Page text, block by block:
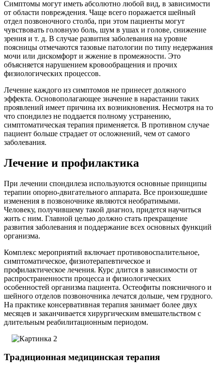
Симптомы могут иметь абсолютно любой вид, в зависимости
от области повреждения. Чаще всего поражается шейный
отдел позвоночного столба, при этом пациенты могут
чувствовать головную боль, шум в ушах и голове, снижение
зрения и т. д. В случае развития заболевания на уровне
поясницы отмечаются тазовые патологии по типу недержания
мочи или дискомфорт и жжение в промежности. Это
объясняется нарушением кровообращения и прочих
физиологических процессов.
Лечение каждого из симптомов не принесет должного
эффекта. Основополагающее значение в нарастании таких
проявлений имеет причина их возникновения. Несмотря на то
что спондилез не поддается полному устранению,
симптоматическая терапия применяется. В противном случае
пациент больше страдает от осложнений, чем от самого
заболевания.
Лечение и профилактика
При лечении спондилеза используются основные принципы
терапии опорно-двигательного аппарата. Все произошедшие
изменения в позвоночнике являются необратимыми.
Человеку, получившему такой диагноз, придется научиться
жить с ним. Главной целью должно стать прекращение
развития заболевания и поддержание всех основных функций
организма.
Комплекс мероприятий включает противовоспалительное,
симптоматическое, физиотерапевтическое и
профилактическое лечения. Курс длится в зависимости от
распространенности процесса и физиологических
особенностей организма пациента. Остеофиты поясничного и
шейного отделов позвоночника лечатся дольше, чем грудного.
На практике консервативная терапия занимает более двух
месяцев и заканчивается хирургическим вмешательством с
длительным реабилитационным периодом.
Традиционная медицинская терапия